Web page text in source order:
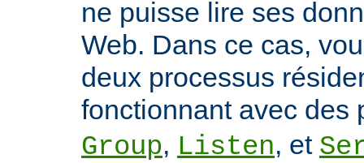
ne puisse lire ses
Web. Dans ce cas,
deux processus
fonctionnant avec des
Group, Listen, et